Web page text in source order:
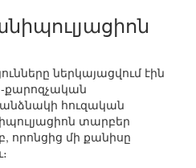
ներկայացվում էին
հուզական
տարբեր
որոնցից մի քանիսը